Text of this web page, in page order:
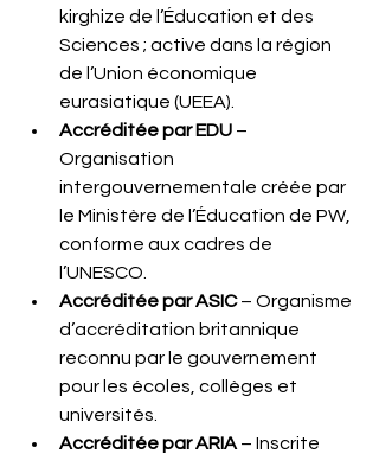
kirghize de l’Éducation et des
Sciences ; active dans la région
de l’Union économique
eurasiatique (UEEA).
Accréditée par EDU –
Organisation
intergouvernementale créée par
le Ministère de l’Éducation de PW,
conforme aux cadres de
l’UNESCO.
Accréditée par ASIC – Organisme
d’accréditation britannique
reconnu par le gouvernement
pour les écoles, collèges et
universités.
Accréditée par ARIA – Inscrite